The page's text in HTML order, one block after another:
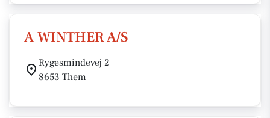
A WINTHER A/S
Rygesmindevej 2
8653 Them